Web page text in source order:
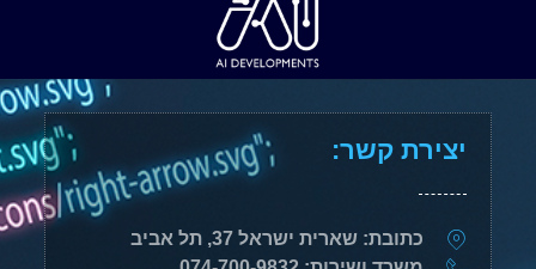
יצירת קשר:
כתובת: שארית ישראל 37, תל אביב